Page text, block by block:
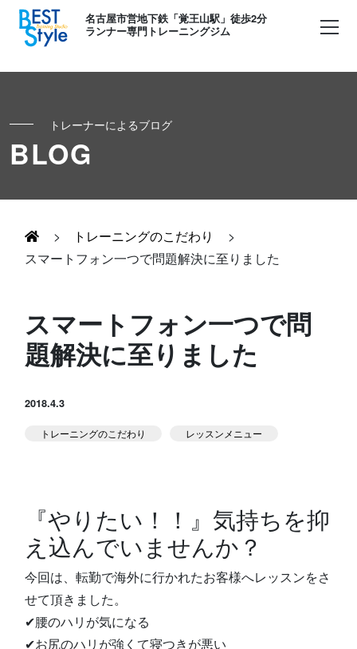
名古屋市営地下鉄「覚王山駅」徒歩2分
ランナー専門トレーニングジム
初めての方へ
お客様の声
足育
Runner's パーソナル
Runner's ピラティス
キッズ・かけっこ
お知らせ
NEWS
アクセス
トレーナーによるブログ
BLOG
> トレーニングのこだわり
>
スマートフォン一つで問題解決に至りました
スマートフォン一つで問
題解決に至りました
2018.4.3
トレーニングのこだわり レッスンメニュー
『やりたい！！』気持ちを抑
え込んでいませんか？
今回は、転勤で海外に行かれたお客様へレッスンをさ
せて頂きました。
✔腰のハリが気になる
✔お尻のハリが強くて寝つきが悪い